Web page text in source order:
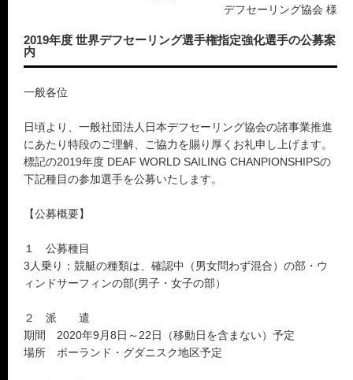
デフセーリング協会 様
2019年度 世界デフセーリング選手権指定強化選手の公募案
内
一般各位
日頃より、一般社団法人日本デフセーリング協会の諸事業推進
にあたり特段のご理解、ご協力を賜り厚くお礼申し上げます。
標記の2019年度 DEAF WORLD SAILING CHANPIONSHIPSの
下記種目の参加選手を公募いたします。
【公募概要】
１ 公募種目
3人乗り：競艇の種類は、確認中（男女問わず混合）の部・ウ
ィンドサーフィンの部(男子・女子の部）
２ 派 遣
期間 2020年9月8日～22日（移動日を含まない）予定
場所 ポーランド・グダニスク地区予定